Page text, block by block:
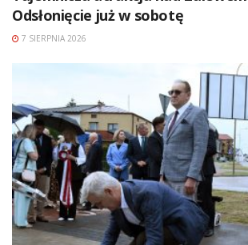
Odsłonięcie już w sobotę
7 SIERPNIA 2026